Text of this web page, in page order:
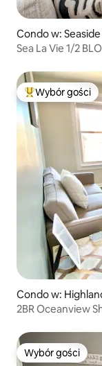
Condo w:
Sea La Vie 1/2
Wybór gości
Condo w:
2BR Oceanview
Wybór gości
Wybór gości